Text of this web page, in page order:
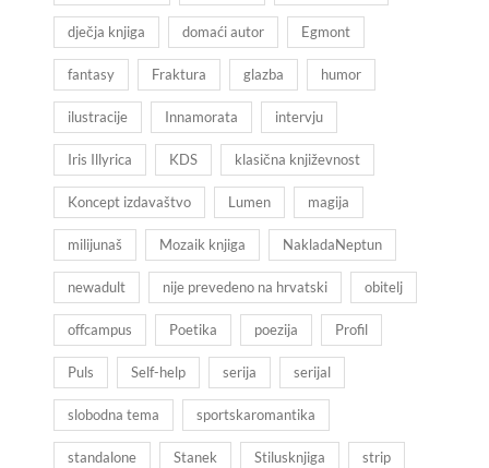
dječja knjiga domaći autor Egmont
fantasy Fraktura glazba humor
ilustracije Innamorata intervju
Iris Illyrica KDS klasična književnost
Koncept izdavaštvo Lumen magija
milijunaš Mozaik knjiga NakladaNeptun
newadult nije prevedeno na hrvatski obitelj
offcampus Poetika poezija Profil
Puls Self-help serija serijal
slobodna tema sportskaromantika
standalone Stanek Stilusknjiga strip